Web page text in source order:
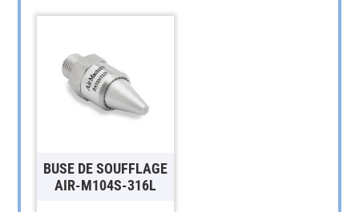
a
Les
options
peuvent
sur
BUSE DE SOUFFLAGE
AIR-M104S-316L